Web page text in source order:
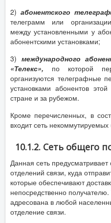
2)абонентского
телеграмм или
между установленными у
абонентскими установками;
3) международного
«Телекс», по которой
организуются телеграфные
установками абонентов
стране и за рубежом.
Кроме перечисленных, в
входит сеть
10.1.2. Сеть общего
Данная сеть
отделений связи, куда
которые обеспечивают
непосредственно
адресована в любой
отделение связи.